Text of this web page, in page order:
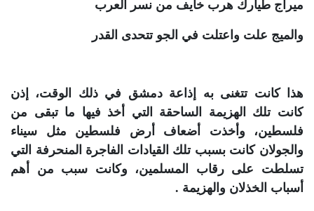
ميراج طيارك هرب خايف من نسر العرب
والميج علت واعتلت في الجو تتحدى القدر
هذا كانت تتغنى به إذاعة دمشق في ذلك الوقت، إذن
كانت تلك الهزيمة الساحقة التي أخذ فيها ما تبقى من
فلسطين، وأخذت أضعاف أرض فلسطين مثل سيناء
والجولان كانت بسبب تلك القيادات الفاجرة المنحرفة التي
تسلطت على رقاب المسلمين، وكانت سبب من أهم
أسباب الخذلان والهزيمة .